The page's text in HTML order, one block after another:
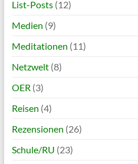
List-Posts(12)
Medien (9)
Meditationen (11)
Netzwelt(8)
OER (3)
Reisen (4)
Rezensionen (26)
Schule/RU (23)